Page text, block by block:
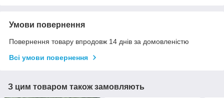
Умови повернення
Повернення товару впродовж 14 днів за домовленістю
Всі умови повернення
З цим товаром також замовляють